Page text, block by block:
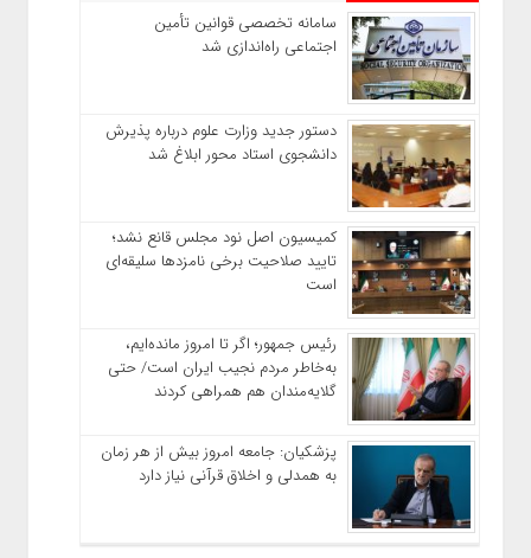
سامانه تخصصی قوانین تأمین
اجتماعی راه‌اندازی شد
دستور جدید وزارت علوم درباره پذیرش
دانشجوی استاد محور ابلاغ شد
کمیسیون اصل نود مجلس قانع نشد؛
تایید صلاحیت برخی نامزدها سلیقه‌ای
است
رئیس‌ جمهور؛ اگر تا امروز مانده‌ایم،
به‌خاطر مردم نجیب ایران است/ حتی
گلایه‌مندان هم همراهی کردند
پزشکیان: جامعه امروز بیش از هر زمان
به همدلی و اخلاق قرآنی نیاز دارد